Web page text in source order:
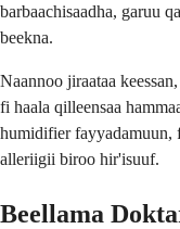
barbaachisaadha, garuu
beekna.
Naannoo jiraataa
fi haala qilleensaa
humidifier fayyadamuun,
alleriigii biroo hir'isuuf.
Beellama